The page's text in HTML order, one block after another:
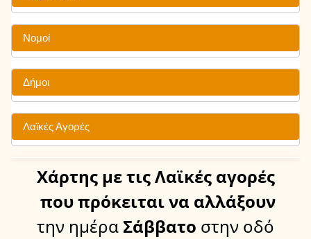
Νομοί
Δήμοι
Λαϊκές Αγορές
Χάρτης με τις Λαϊκές αγορές
που πρόκειται να αλλάξουν
την ημέραΣάββατο στην οδό